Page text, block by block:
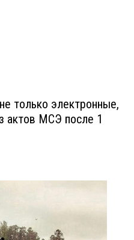
только электронные,
актов МСЭ после 1